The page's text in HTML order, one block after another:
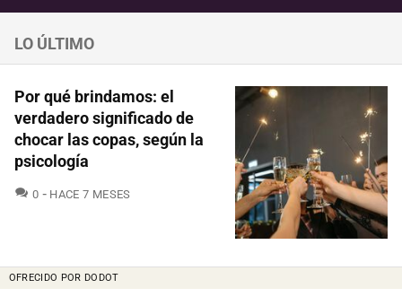
LO ÚLTIMO
Por qué brindamos: el
verdadero significado de
chocar las copas, según la
psicología
0 COMENTARIOS
HACE 7 MESES
OFRECIDO POR DODOT